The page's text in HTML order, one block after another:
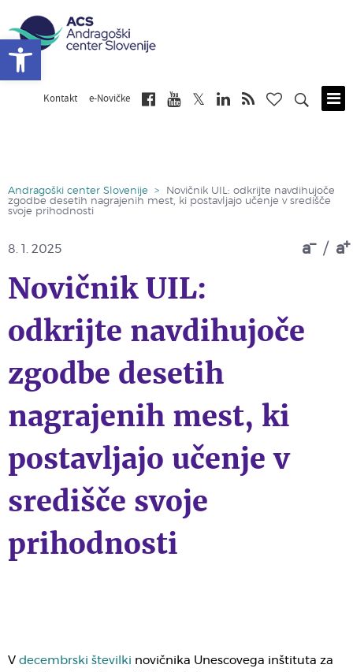
Kontakt e-Novičke
Andragoški center Slovenije >
Novičnik UIL: odkrijte navdihujoče
zgodbe desetih nagrajenih mest, ki postavljajo učenje v središče
svoje prihodnosti
a / a
8. 1. 2025
Novičnik UIL:
odkrijte navdihujoče
zgodbe desetih
nagrajenih mest, ki
postavljajo učenje v
središče svoje
prihodnosti
V decembrski številki novičnika Unescovega inštituta za
Open toolbar